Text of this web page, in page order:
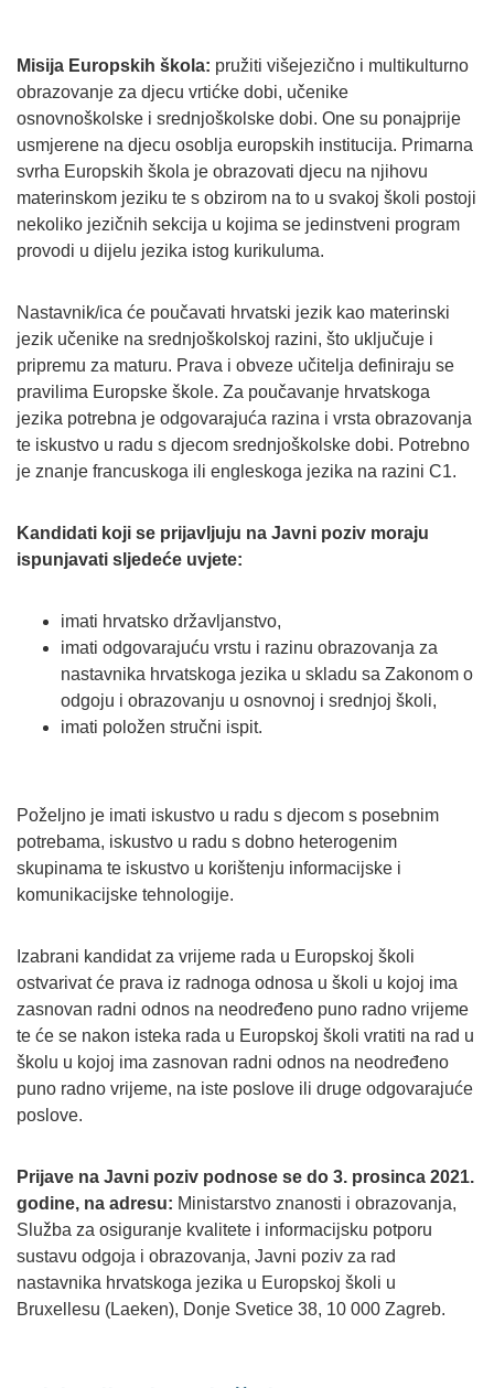
Misija Europskih škola: pružiti višejezično i multikulturno
obrazovanje za djecu vrtićke dobi, učenike
osnovnoškolske i srednjoškolske dobi. One su ponajprije
usmjerene na djecu osoblja europskih institucija. Primarna
svrha Europskih škola je obrazovati djecu na njihovu
materinskom jeziku te s obzirom na to u svakoj školi postoji
nekoliko jezičnih sekcija u kojima se jedinstveni program
provodi u dijelu jezika istog kurikuluma.
Nastavnik/ica će poučavati hrvatski jezik kao materinski
jezik učenike na srednjoškolskoj razini, što uključuje i
pripremu za maturu. Prava i obveze učitelja definiraju se
pravilima Europske škole. Za poučavanje hrvatskoga
jezika potrebna je odgovarajuća razina i vrsta obrazovanja
te iskustvo u radu s djecom srednjoškolske dobi. Potrebno
je znanje francuskoga ili engleskoga jezika na razini C1.
Kandidati koji se prijavljuju na Javni poziv moraju
ispunjavati sljedeće uvjete:
imati hrvatsko državljanstvo,
imati odgovarajuću vrstu i razinu obrazovanja za
nastavnika hrvatskoga jezika u skladu sa Zakonom o
odgoju i obrazovanju u osnovnoj i srednjoj školi,
imati položen stručni ispit.
Poželjno je imati iskustvo u radu s djecom s posebnim
potrebama, iskustvo u radu s dobno heterogenim
skupinama te iskustvo u korištenju informacijske i
komunikacijske tehnologije.
Izabrani kandidat za vrijeme rada u Europskoj školi
ostvarivat će prava iz radnoga odnosa u školi u kojoj ima
zasnovan radni odnos na neodređeno puno radno vrijeme
te će se nakon isteka rada u Europskoj školi vratiti na rad u
školu u kojoj ima zasnovan radni odnos na neodređeno
puno radno vrijeme, na iste poslove ili druge odgovarajuće
poslove.
Prijave na Javni poziv podnose se do 3. prosinca 2021.
godine, na adresu: Ministarstvo znanosti i obrazovanja,
Služba za osiguranje kvalitete i informacijsku potporu
sustavu odgoja i obrazovanja, Javni poziv za rad
nastavnika hrvatskoga jezika u Europskoj školi u
Bruxellesu (Laeken), Donje Svetice 38, 10 000 Zagreb.